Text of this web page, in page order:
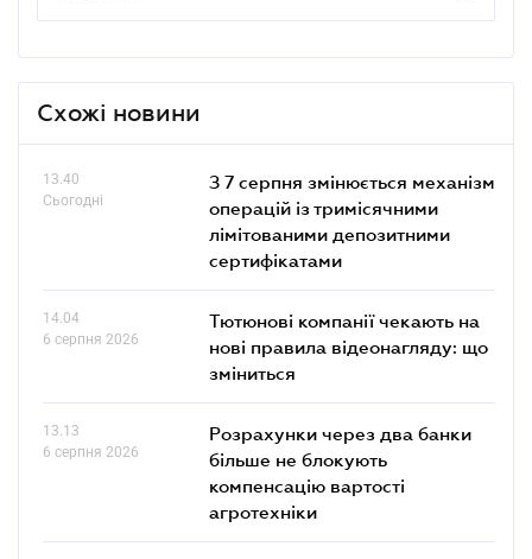
Схожі новини
13.40
Сьогодні
З 7 серпня змінюється механізм
операцій із тримісячними
лімітованими депозитними
сертифікатами
14.04
6 серпня 2026
Тютюнові компанії чекають на
нові правила відеонагляду: що
зміниться
13.13
6 серпня 2026
Розрахунки через два банки
більше не блокують
компенсацію вартості
агротехніки